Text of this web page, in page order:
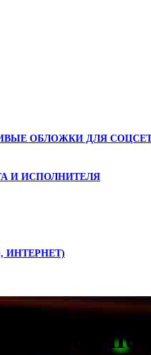
ОБЛОЖКИ ДЛЯ
И ИСПОЛНИТЕЛЯ
ИНТЕРНЕТ)
Loc